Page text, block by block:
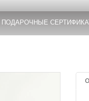
ПОДАРОЧНЫЕ